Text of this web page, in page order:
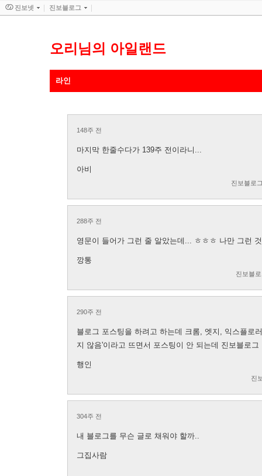
오리님의 아일랜드
라인
148주 전
마지막 한줄수다가 139주 전이라니...
아비
진보블로
288주 전
영문이 들어가 그런 줄 알았는데... ㅎㅎㅎ 나만 그런
깡통
진보블
290주 전
블로그 포스팅을 하려고 하는데 크롬, 엣지, 익스플로
지 않음'이라고 뜨면서 포스팅이 안 되는데 진보블로
행인
진
304주 전
내 블로그를 무슨 글로 채워야 할까..
그집사람
진보넷 진보블로그